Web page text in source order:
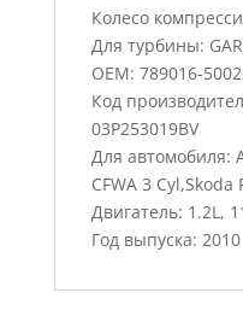
Колесо
Для турбины:
OEM: 789016-
Код
03P253019BV
Для автомобиля:
CFWA 3 Cyl,Skoda
Двигатель: 1.2L,
Год выпуска: 2010